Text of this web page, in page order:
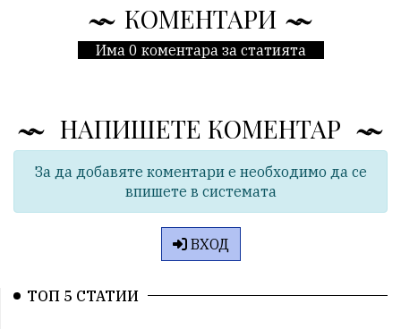
КОМЕНТАРИ
Има 0 коментара за статията
НАПИШЕТЕ КОМЕНТАР
За да добавяте коментари е необходимо да се
впишете в системата
ВХОД
ТОП 5 СТАТИИ